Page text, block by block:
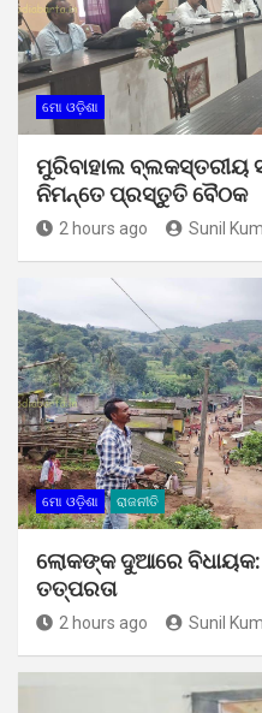
ମୋ ଓଡ଼ିଶା
ମୁରିବାହାଲ ବ୍ଲକସ୍ତରୀୟ
ନିମନ୍ତେ ପ୍ରସ୍ତୁତି ବୈଠକ
2 hours ago Sunil
ମୋ ଓଡ଼ିଶା ରାଜନୀତି
ଲୋକଙ୍କ ଦୁଆରେ
ତତ୍ପରତା
2 hours ago Sunil